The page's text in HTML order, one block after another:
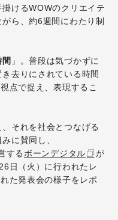
けるWOWのクリエイテ
ら、約6週間にわたり制
」。普段は気づかずに
去りにされている時間
点で捉え、表現するこ
それを社会とつなげる
に賛同し、
する ボーンデジタル
が
日（火）に行われたレ
た発表会の様子をレポ